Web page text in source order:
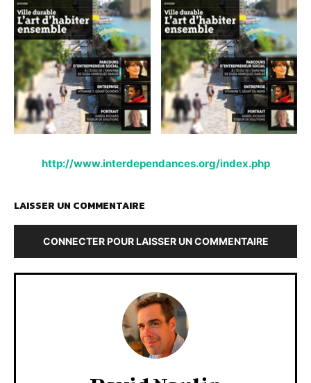
http://www.interdependances.org/index.php
LAISSER UN COMMENTAIRE
CONNECTER POUR LAISSER UN COMMENTAIRE